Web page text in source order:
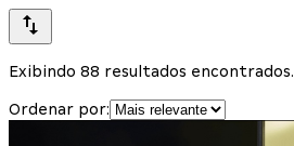
Exibindo 88 resultados encontrados.
Ordenar por: